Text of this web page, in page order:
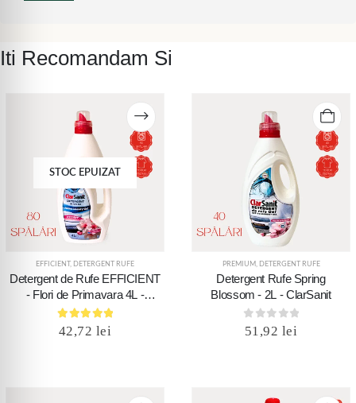
Iti Recomandam Si
STOC EPUIZAT
EFFICIENT , DETERGENT RUFE
Detergent de Rufe EFFICIENT
- Flori de Primavara 4L -
ClarSanit
5.00out of 5
42,72 lei
PREMIUM, DETERGENT RUFE
Detergent Rufe Spring
Blossom - 2L - ClarSanit
0 out of 5
51,92 lei